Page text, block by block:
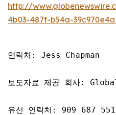
http://
4b03-487f-b54a-
연락처: Jess Chapman
보도자료 제공 회사:
유선 연락처: 909 687